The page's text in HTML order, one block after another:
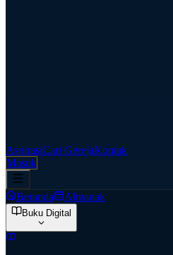
AspirasiCari GerejaKontak
Masuk
Beranda Almanak
Buku Digital